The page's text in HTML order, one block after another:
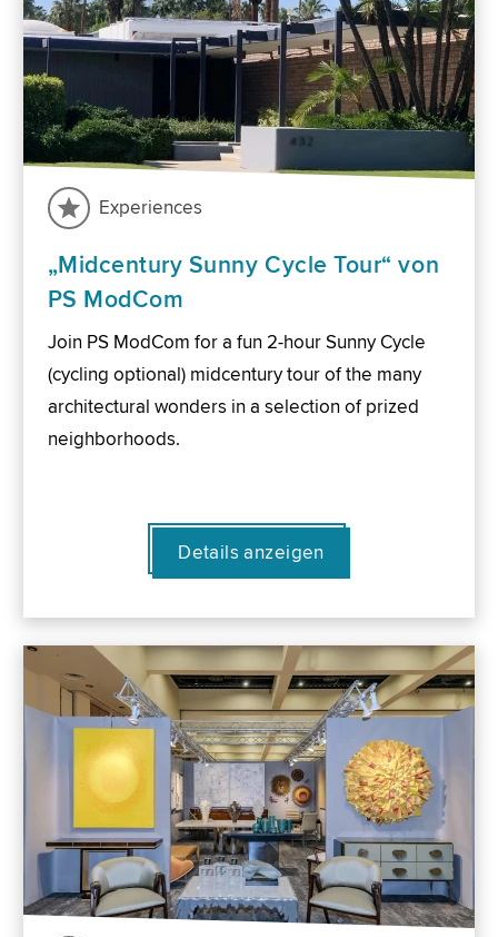
Experiences
„Midcentury Sunny Cycle Tour“ von
PS ModCom
Join PS ModCom for a fun 2-hour Sunny Cycle
(cycling optional) midcentury tour of the many
architectural wonders in a selection of prized
neighborhoods.
Details anzeigen